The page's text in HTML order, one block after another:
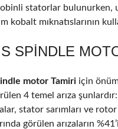
statorlar bulunurken,
kobalt mıknatıslarının
SPINDLE
motor Tamiri için
4 temel arıza
stator sarımları ve
görülen arızaların